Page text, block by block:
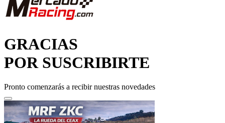
GRACIAS
POR SUSCRIBIRTE
Pronto comenzarás a recibir nuestras novedades